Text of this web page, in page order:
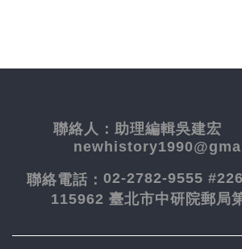
聯絡人： 助理編輯吳建宏
聯絡電話： 02-2782-9555
115962 臺北市中研院郵局